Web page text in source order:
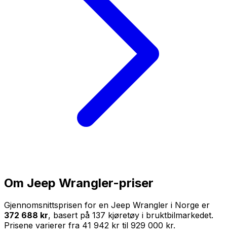
Om Jeep Wrangler-priser
Gjennomsnittsprisen for en Jeep Wrangler i Norge er
372 688 kr, basert på 137 kjøretøy i bruktbilmarkedet.
Prisene varierer fra 41 942 kr til 929 000 kr.